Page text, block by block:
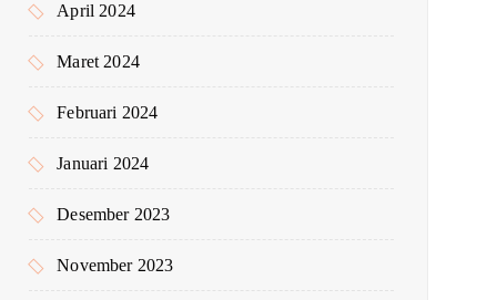
April 2024
Maret 2024
Februari 2024
Januari 2024
Desember 2023
November 2023